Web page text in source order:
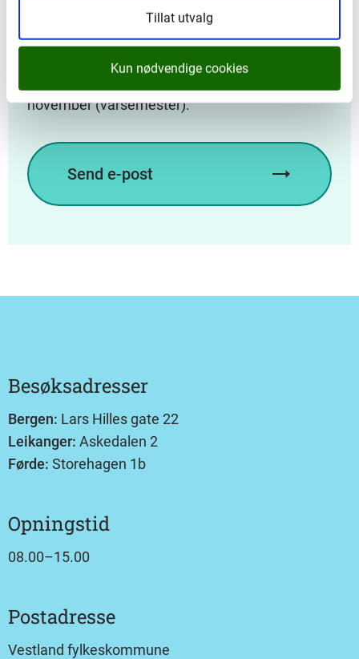
Tillat utvalg
Kun nødvendige cookies
e-post. Beskriv kort innhald og
problemstilling for oppgåva du ønsker å skrive,
samt når oppgåva di skal vere ferdig.
november (vårsemester).
Send e-post
Besøksadresser
Bergen: Lars Hilles gate 22
Leikanger: Askedalen 2
Førde: Storehagen 1b
Opningstid
08.00–15.00
Postadresse
Vestland fylkeskommune